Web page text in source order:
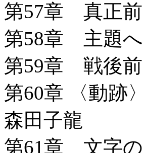
第57章 真正
第58章 主題
第59章 戦後
第60章 〈動
森田子龍
第61章 文字